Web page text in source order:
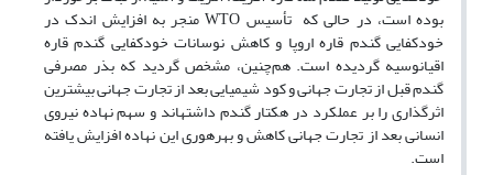
بوده است، در حالی که تأسیس WTO منجر به افزایش اندک در
خودکفایی گندم قاره اروپا و کاهش نوسانات خودکفایی گندم قاره
اقیانوسیه گردیده است. هم‌چنین، مشخص گردید که بذر مصرفی
گندم قبل از تجارت جهانی و کود شیمیایی بعد از تجارت جهانی بیشترین
اثرگذاری را بر عملکرد در هکتار گندم داشته­اند و سهم نهاده نیروی
انسانی بعد از تجارت جهانی کاهش و بهره­وری این نهاده افزایش یافته
است.